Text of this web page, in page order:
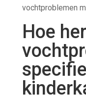
vochtproblemen
Hoe